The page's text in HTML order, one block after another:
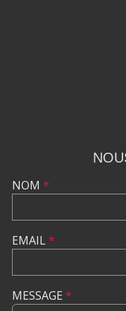
NOM *
EMAIL*
MESSAGE *